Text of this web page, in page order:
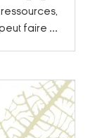
faire ...